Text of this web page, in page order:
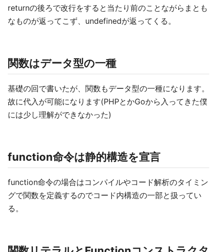
returnの後ろで改行をすると当たり前のことながらまとも
なものが返ってこず、undefinedが返ってくる。
関数はデータ型の一種
基礎の回で書いたが、関数もデータ型の一種になります。
故に代入が可能になります(PHPとかGoから入ってきた僕
には少し理解ができなかった)
function命令は静的構造を宣言
function命令の場合はコンパイルやコード解析のタイミン
グで関数を定義するのでコード内構造の一部と扱ってい
る。